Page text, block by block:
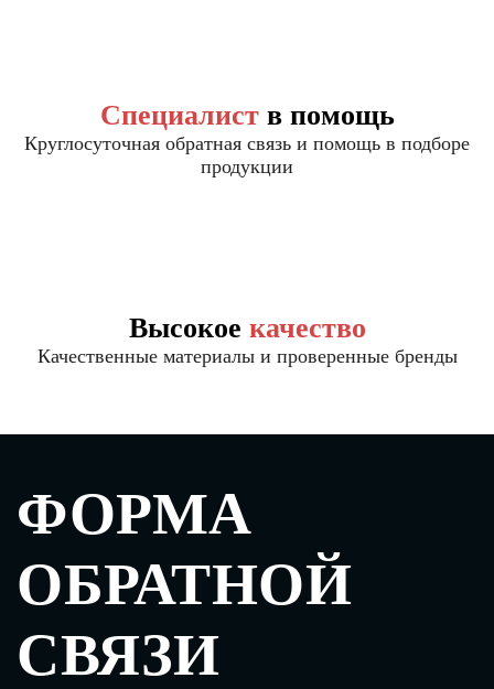
Специалиств помощь
Круглосуточная обратная связь и помощь в подборе
продукции
Высокое качество
Качественные материалы и проверенные бренды
ФОРМА
ОБРАТНОЙ
СВЯЗИ